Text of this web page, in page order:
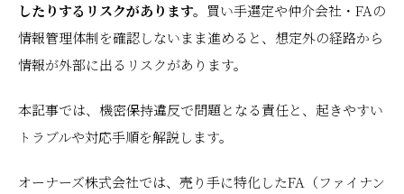
したりするリスクがあります。 買い手選定や仲介会社・FAの
情報管理体制を確認しないまま進めると、想定外の経路から
情報が外部に出るリスクがあります。
本記事では、機密保持違反で問題となる責任と、起きやすい
トラブルや対応手順を解説します。
オーナーズ株式会社では、売り手に特化したFA（ファイナン